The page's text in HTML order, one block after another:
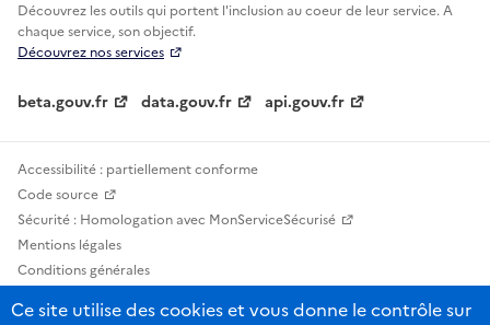
Découvrez les outils qui portent l'inclusion aucoeur de leur service. A
chaque service, son objectif.
Découvrez nos services
beta.gouv.fr data.gouv.fr api.gouv.fr
Accessibilité : partiellement conforme
Code source
Sécurité : Homologation avec MonServiceSécurisé
Mentions légales
Conditions générales
Statistiques, lexiques et indicateurs
Ce site utilise des cookies et vous donne le contrôle sur